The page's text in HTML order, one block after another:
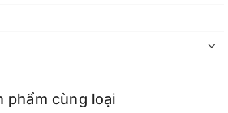
phẩm cùng loại